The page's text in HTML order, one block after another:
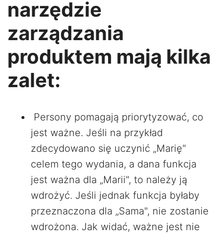
narzędzie
zarządzania
produktem mają kilka
zalet:
Persony pomagają priorytyzować, co
jest ważne. Jeśli na przykład
zdecydowano się uczynić „Marię"
celem tego wydania, a dana funkcja
jest ważna dla „Marii", to należy ją
wdrożyć. Jeśli jednak funkcja byłaby
przeznaczona dla „Sama", nie zostanie
wdrożona. Jak widać, ważne jest nie